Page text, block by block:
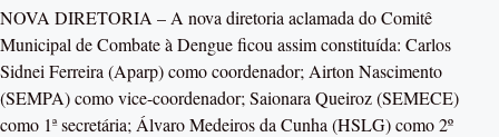
NOVA DIRETORIA – A nova diretoria aclamada do Comitê
Municipal de Combate à Dengue ficou assim constituída: Carlos
Sidnei Ferreira (Aparp) como coordenador; Airton Nascimento
(SEMPA) como vice-coordenador; Saionara Queiroz (SEMECE)
como 1ª secretária; Álvaro Medeiros da Cunha (HSLG) como 2º